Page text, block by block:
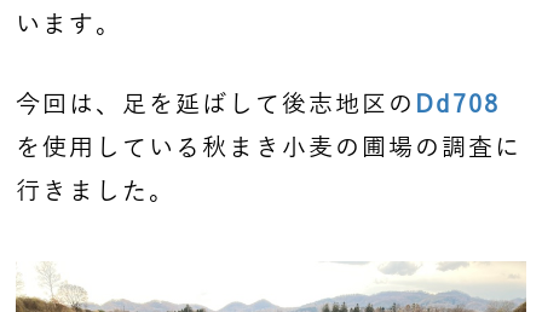
います。
今回は、足を延ばして後志地区の Dd708
を使用している秋まき小麦の圃場の調査に
行きました。